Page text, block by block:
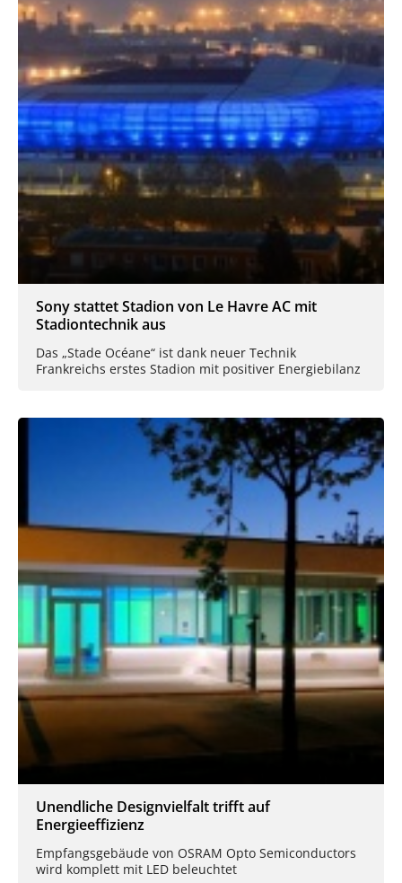
Sony stattet Stadion von Le Havre AC mit
Stadiontechnik aus
Das „Stade Océane“ ist dank neuer Technik
Frankreichs erstes Stadion mit positiver Energiebilanz
Unendliche Designvielfalt trifft auf
Energieeffizienz
Empfangsgebäude von OSRAM Opto Semiconductors
wird komplett mit LED beleuchtet